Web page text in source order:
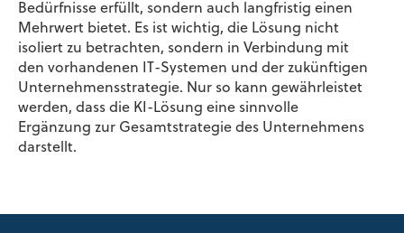
Bedürfnisse erfüllt, sondern auch langfristig einen
Mehrwert bietet. Es ist wichtig, die Lösung nicht
isoliert zu betrachten, sondern in Verbindung mit
den vorhandenen IT-Systemen und der zukünftigen
Unternehmensstrategie. Nur so kann gewährleistet
werden, dass die KI-Lösung eine sinnvolle
Ergänzung zur Gesamtstrategie des Unternehmens
darstellt.